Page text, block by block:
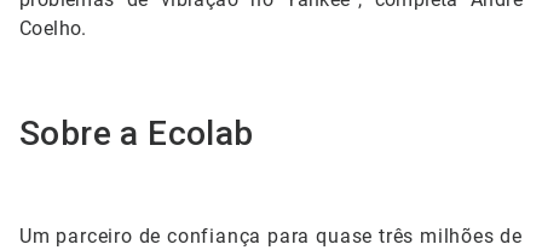
Coelho.
Sobre a Ecolab
Um parceiro de confiança para quase três milhões de